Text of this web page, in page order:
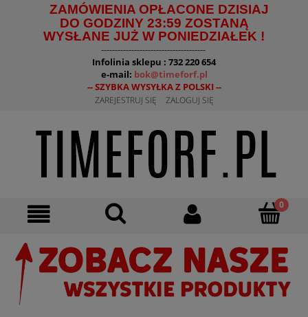
ZAMÓWIENIA OPŁACONE DZISIAJ
DO GODZINY 23:59 ZOSTANĄ
WYSŁANE JUŻ W PONIEDZIAŁEK !
--------------------------------------
Infolinia sklepu : 732 220 654
e-mail: bok@timeforf.pl
-- SZYBKA WYSYŁKA Z POLSKI --
ZAREJESTRUJ SIĘ ZALOGUJ SIĘ